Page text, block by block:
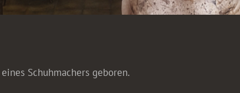
Schuhmachers geboren.